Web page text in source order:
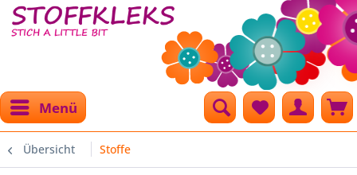
Menü
Übersicht Stoffe